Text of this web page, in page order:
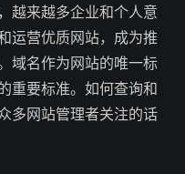
越来越多企业和个人意
运营优质网站，成为推
域名作为网站的唯一标
重要标准。如何查询和
多网站管理者关注的话